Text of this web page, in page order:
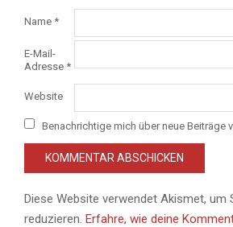
Name *
E-Mail-
Adresse *
Website
Benachrichtige mich über neue Beiträge
Diese Website verwendet Akismet, um
reduzieren. Erfahre, wie deine